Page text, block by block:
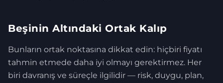
Beşinin Altındaki Ortak Kalıp
Bunların ortak noktasına dikkat edin: hiçbiri fiyatı
tahmin etmede daha iyi olmayı gerektirmez. Her
biri davranış ve süreçle ilgilidir — risk, duygu, plan,